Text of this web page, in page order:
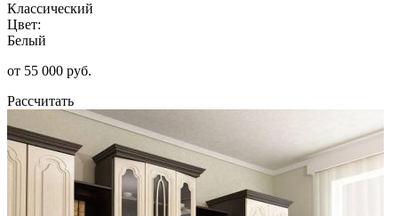
Классический
Цвет:
Белый
от 55 000 руб.
Рассчитать